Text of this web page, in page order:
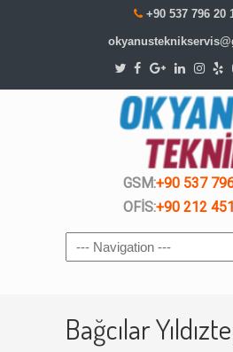
+90 537 796 20
GSM:+90 537
OFİS:+90 212
Navigation
Bağcılar